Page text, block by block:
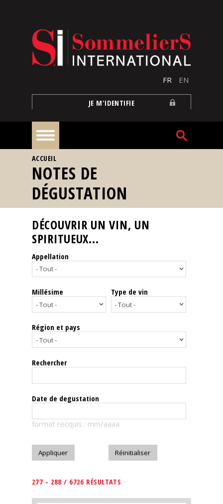
FR EN
JE M'IDENTIFIE
À
la
une
Reportages
Nos
Spiritueux
Notes
dégustation
Le
magazine
Télécharger
VOUS ÊTES ICI
ACCUEIL
NOTES DE
DÉGUSTATION
DÉCOUVRIR UN VIN, UN
SPIRITUEUX...
Appellation
Millésime Type de vin
Région et pays
Rechercher
Date de degustation
format recquis : mm/aaaa
277 - 288 / 6726 RÉSULTATS